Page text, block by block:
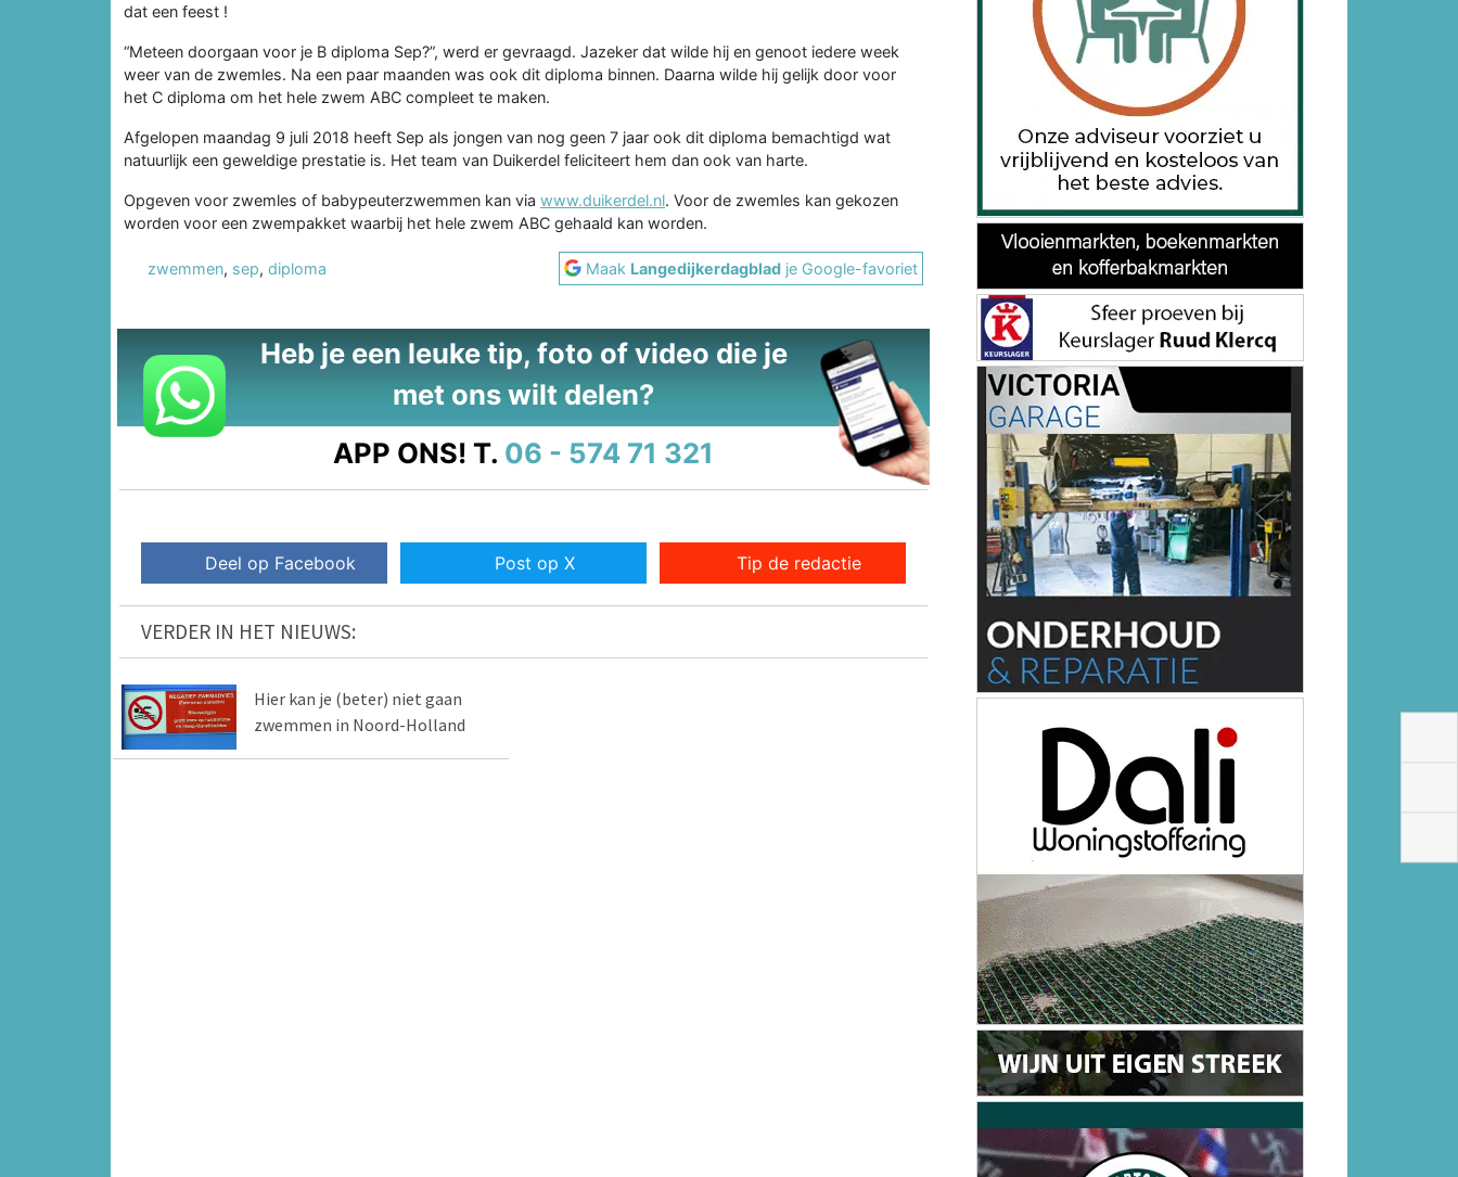
dat een feest !
“Meteen doorgaan voor je B diploma Sep?”, werd er gevraagd. Jazeker dat wilde hij en genoot iedere week
weer van de zwemles. Na een paar maanden was ook dit diploma binnen. Daarna wilde hij gelijk door voor
het C diploma om het hele zwem ABC compleet te maken.
Afgelopen maandag 9 juli 2018 heeft Sep als jongen van nog geen 7 jaar ook dit diploma bemachtigd wat
natuurlijk een geweldige prestatie is. Het team van Duikerdel feliciteert hem dan ook van harte.
Opgeven voor zwemles of babypeuterzwemmen kan via www.duikerdel.nl. Voor de zwemles kan gekozen
worden voor een zwempakket waarbij het hele zwem ABC gehaald kan worden.
zwemmen, sep, diploma Maak Langedijkerdagblad je Google-favoriet
Heb je een leuke tip, foto of video die je
met ons wilt delen?
APP ONS! T. 06 - 574 71 321
Deel op Facebook Post op X Tip de redactie
VERDER IN HET NIEUWS:
Hier kan je (beter) niet gaan
zwemmen in Noord-Holland